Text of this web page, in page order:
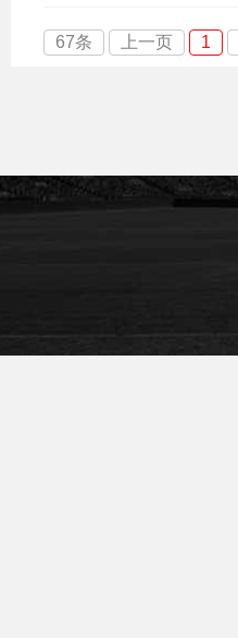
67条 上一页 1